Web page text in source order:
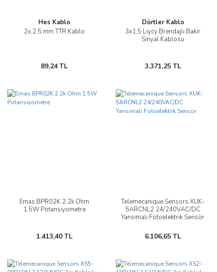
Hes Kablo
2x,2,5 mm TTR Kablo
89,24 TL
Dörtler Kablo
3x1,5 Liycy Brendajlı Bakır
Sinyal Kablosu
3.371,25 TL
Emas BPR02K 2.2k Ohm
1.5W Potansiyometre
1.413,40 TL
Telemecanique Sensors XUK-
5ARCNL2 24/240VAC/DC
Yansımalı Fotoelektrik Sensör
6.106,65 TL